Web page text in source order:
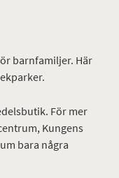
barnfamiljer. Här
För mer
Kungens
bara några